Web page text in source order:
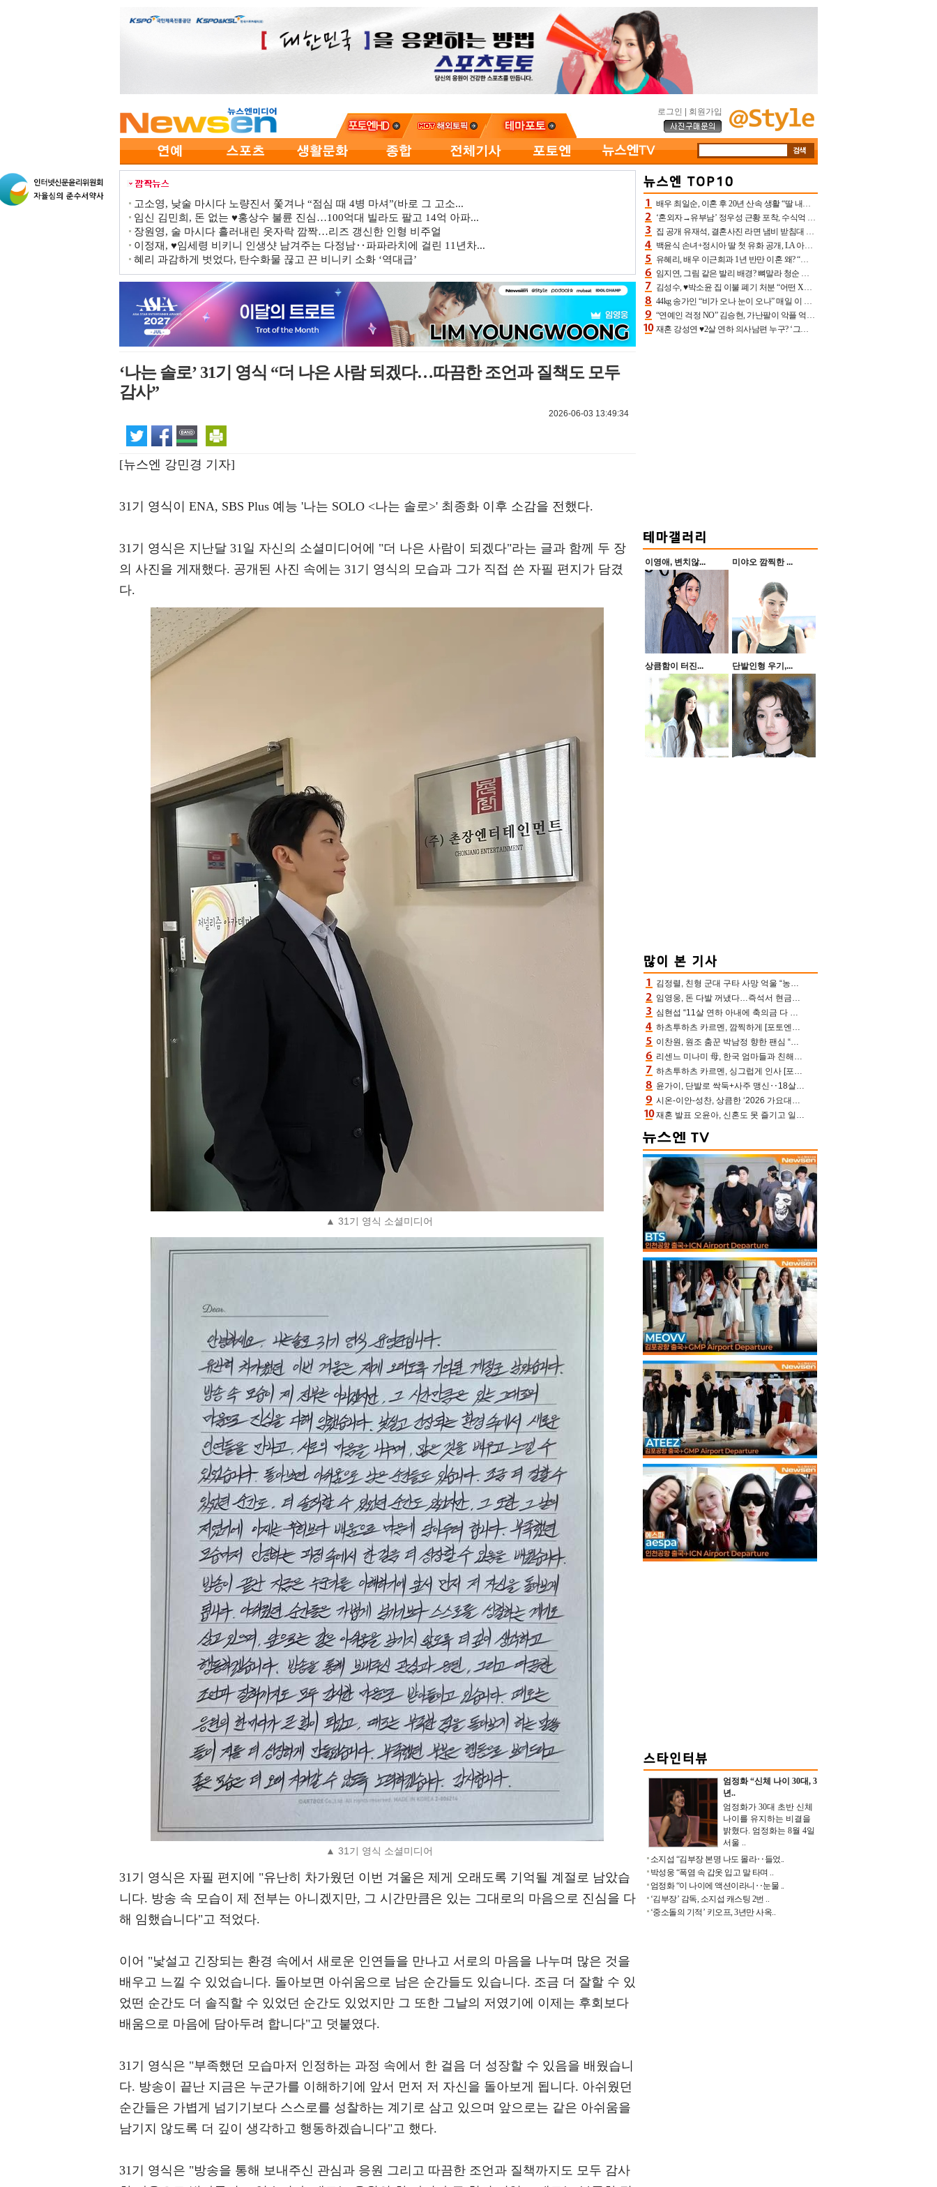
로그인 회원가입
고소영, 낮술 마시다 노량진서 쫓겨나 “점심 때 4병 마셔”(바로 그 고소...
임신 김민희, 돈 없는 ♥홍상수 불륜 진심…100억대 빌라도 팔고 14억 아파...
장원영, 술 마시다 흘러내린 옷자락 깜짝…리즈 갱신한 인형 비주얼
이정재, ♥임세령 비키니 인생샷 남겨주는 다정남‥파파라치에 걸린 11년차...
혜리 과감하게 벗었다, 탄수화물 끊고 끈 비니키 소화 ‘역대급’
‘나는 솔로’ 31기 영식 “더 나은 사람 되겠다…따끔한 조언과 질책도 모두
감사”
2026-06-03 13:49:34
[뉴스엔 강민경 기자]
31기 영식이 ENA, SBS Plus 예능 '나는 SOLO <나는 솔로>' 최종화 이후 소감을 전했다.
31기 영식은 지난달 31일 자신의 소셜미디어에 "더 나은 사람이 되겠다"라는 글과 함께 두 장
의 사진을 게재했다. 공개된 사진 속에는 31기 영식의 모습과 그가 직접 쓴 자필 편지가 담겼
다.
▲ 31기 영식 소셜미디어
▲ 31기 영식 소셜미디어
31기 영식은 자필 편지에 "유난히 차가웠던 이번 겨울은 제게 오래도록 기억될 계절로 남았습
니다. 방송 속 모습이 제 전부는 아니겠지만, 그 시간만큼은 있는 그대로의 마음으로 진심을 다
해 임했습니다"고 적었다.
이어 "낯설고 긴장되는 환경 속에서 새로운 인연들을 만나고 서로의 마음을 나누며 많은 것을
배우고 느낄 수 있었습니다. 돌아보면 아쉬움으로 남은 순간들도 있습니다. 조금 더 잘할 수 있
었떤 순간도 더 솔직할 수 있었던 순간도 있었지만 그 또한 그날의 저였기에 이제는 후회보다
배움으로 마음에 담아두려 합니다"고 덧붙였다.
31기 영식은 "부족했던 모습마저 인정하는 과정 속에서 한 걸음 더 성장할 수 있음을 배웠습니
다. 방송이 끝난 지금은 누군가를 이해하기에 앞서 먼저 저 자신을 돌아보게 됩니다. 아쉬웠던
순간들은 가볍게 넘기기보다 스스로를 성찰하는 계기로 삼고 있으며 앞으로는 같은 아쉬움을
남기지 않도록 더 깊이 생각하고 행동하겠습니다"고 했다.
31기 영식은 "방송을 통해 보내주신 관심과 응원 그리고 따끔한 조언과 질책까지도 모두 감사
배우 최일순, 이혼 후 20년 산속 생활 “딸 내가 버렸다고 원망‥맘 아파”(특종)[어제TV]
‘혼외자→유부남’ 정우성 근황 포착, 수식억 해킹 피해 후배 만났다 “존경하는”
집 공개 유재석, 결혼사진 라면 냄비 받침대 되고 분노‥가족사진도 피해(놀뭐)[어제TV]
백윤식 손녀+정시아 딸 첫 유화 공개, LA 아트쇼→서울국제조각페스타 작가다운 수준급 실력
유혜리, 배우 이근희과 1년 반만 이혼 왜? “식칼 꽂고 의자 던져” 충격 폭로(특종)[어제TV]
임지연, 그림 같은 발리 배경? 뼈말라 청순 비키니 핏에 상대 안 되네
김성수, ♥박소윤 집 이불 폐기 처분 “어떤 X이랑 썼을지 몰라” 질투(신랑수업2)[어제TV]
44kg 송가인 “비가 오나 눈이 오나” 매일 이 운동, 허벅지 근육량 상승+체지방 감소
“연예인 걱정 NO” 김승현, 가난팔이 악플 억울할만‥아내+딸과 日 여행
재혼 강성연 ♥2살 연하 의사남편 누구? ‘그알’ 자문의에 훈남 비주얼 초엘리트 스펙 [종합]
이영애, 변치않... 미야오 깜찍한 ...
상큼함이 터진... 단발인형 우기,...
김정렬, 친형 군대 구타 사망 억울 “농약사 처리, 범인 찾았지만…엄마는 이미 치매”(데이앤나잇)
임영웅, 돈 다발 꺼냈다…즉석서 현금으로 수당 챙겨주는 ‘구단주’
심현섭 “11살 연하 아내에 축의금 다 뺏겨, 집도 아내 명의” (동치미)[결정적장면]
하츠투하츠 카르멘, 깜찍하게 [포토엔HD]
이찬원, 원조 춤꾼 박남정 향한 팬심 “어머님 잘 계시지” 폭소(불후)
리센느 미나미 母, 한국 엄마들과 친해진 비결=BTS “최애 정국 얘기로 통해”(전참시)
하츠투하츠 카르멘, 싱그럽게 인사 [포토엔HD]
윤가이, 단발로 싹둑+사주 맹신‥18살 연상 ♥장기하 반한 엉뚱·열정 매력(전참시)
시온-이안-성찬, 상큼한 ‘2026 가요대전 썸머’ MC [포토엔HD]
재혼 발표 오윤아, 신혼도 못 즐기고 일만 “발달장애 子도 취업 1년차, 연차 없어”
엄정화 “신체 나이 30대, 3
년..
엄정화가 30대 초반 신체
나이를 유지하는 비결을
밝혔다. 엄정화는 8월 4일
서울 ..
소지섭 “김부장 본명 나도 몰라‥들었..
박성웅 “폭염 속 갑옷 입고 말 타며 ..
엄정화 “이 나이에 액션이라니‥눈물 ..
‘김부장’ 감독, 소지섭 캐스팅 2번 ..
‘중소돌의 기적’ 키오프, 3년만 사옥..